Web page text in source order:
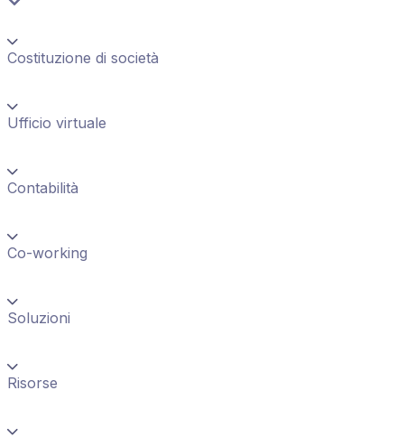
Costituzione di società
Ufficio virtuale
Contabilità
Co-working
Soluzioni
Risorse